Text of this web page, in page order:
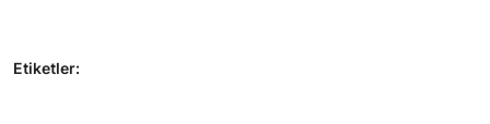
Etiketler: